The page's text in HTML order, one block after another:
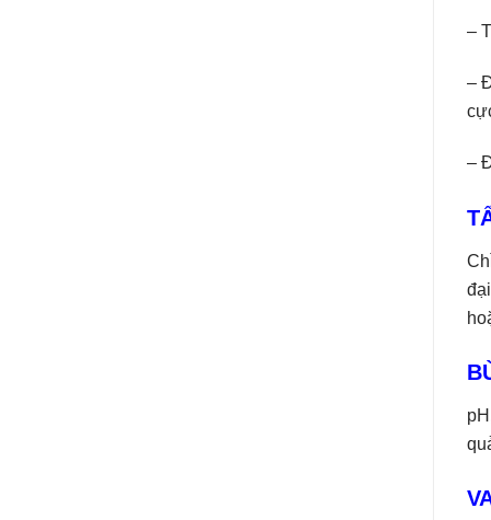
–
–
–